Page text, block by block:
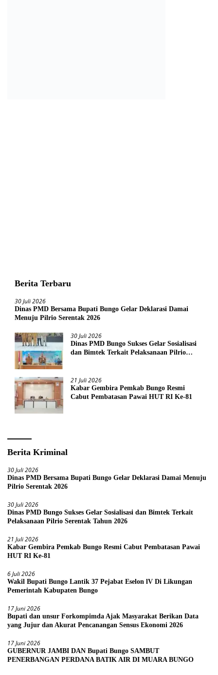
Berita Terbaru
30 Juli 2026
Dinas PMD Bersama Bupati Bungo Gelar Deklarasi Damai
Menuju Pilrio Serentak 2026
30 Juli 2026
Dinas PMD Bungo Sukses Gelar Sosialisasi
dan Bimtek Terkait Pelaksanaan Pilrio
21 Juli 2026
Kabar Gembira Pemkab Bungo Resmi
Cabut Pembatasan Pawai HUT RI Ke-81
Berita Kriminal
30 Juli 2026
Dinas PMD Bersama Bupati Bungo Gelar Deklarasi Damai Menuju
Pilrio Serentak 2026
30 Juli 2026
Dinas PMD Bungo Sukses Gelar Sosialisasi dan Bimtek Terkait
Pelaksanaan Pilrio Serentak Tahun 2026
21 Juli 2026
Kabar Gembira Pemkab Bungo Resmi Cabut Pembatasan Pawai
HUT RI Ke-81
6 Juli 2026
Wakil Bupati Bungo Lantik 37 Pejabat Eselon lV Di Likungan
Pemerintah Kabupaten Bungo
17 Juni 2026
Bupati dan unsur Forkompimda Ajak Masyarakat Berikan Data
yang Jujur dan Akurat Pencanangan Sensus Ekonomi 2026
17 Juni 2026
GUBERNUR JAMBI DAN Bupati Bungo SAMBUT
PENERBANGAN PERDANA BATIK AIR DI MUARA BUNGO